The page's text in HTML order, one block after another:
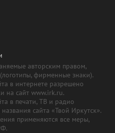
авторским правом,
фирменные знаки).
в интернете разрешено
на сайт www.irk.ru.
в печати, ТВ и радио
сайта «Твой Иркутск».
применяются все меры,